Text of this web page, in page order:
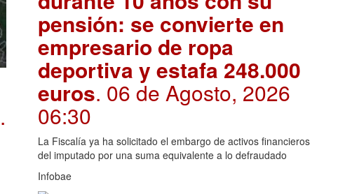
.
pensión: se convierte en
empresario de ropa
deportiva y estafa 248.000
euros. 06 de Agosto, 2026
06:30
La Fiscalía ya ha solicitado el embargo de activos financieros
del imputado por una suma equivalente a lo defraudado
Infobae